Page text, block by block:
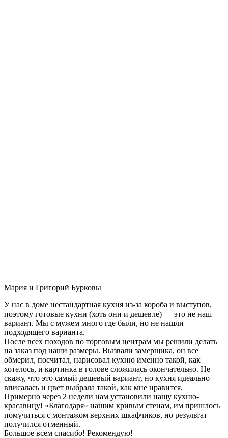
Мария и Григорий Бурковы
У нас в доме нестандартная кухня из-за короба и выступов,
поэтому готовые кухни (хоть они и дешевле) — это не наш
вариант. Мы с мужем много где были, но не нашли
подходящего варианта.
После всех походов по торговым центрам мы решили делать
на заказ под наши размеры. Вызвали замерщика, он все
обмерил, посчитал, нарисовал кухню именно такой, как
хотелось, и картинка в голове сложилась окончательно. Не
скажу, что это самый дешевый вариант, но кухня идеально
вписалась и цвет выбрала такой, как мне нравится.
Примерно через 2 недели нам установили нашу кухню-
красавицу! «Благодаря» нашим кривым стенам, им пришлось
помучиться с монтажом верхних шкафчиков, но результат
получился отменный.
Большое всем спасибо! Рекомендую!